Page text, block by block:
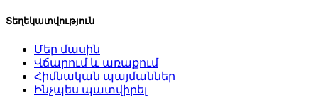
Տեղեկատվություն
Մեր մասին
Վճարում և առաքում
Հիմնական պայմաններ
Ինչպես պատվիրել